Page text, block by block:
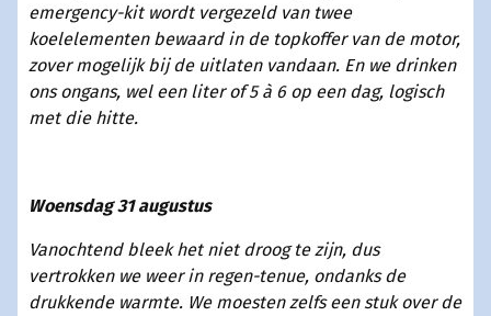
emergency-kit wordt vergezeld van twee
koelelementen bewaard in de topkoffer van de motor,
zover mogelijk bij de uitlaten vandaan. En we drinken
ons ongans, wel een liter of 5 à 6 op een dag, logisch
met die hitte.
Woensdag 31 augustus
Vanochtend bleek het niet droog te zijn, dus
vertrokken we weer in regen-tenue, ondanks de
drukkende warmte. We moesten zelfs een stuk over de